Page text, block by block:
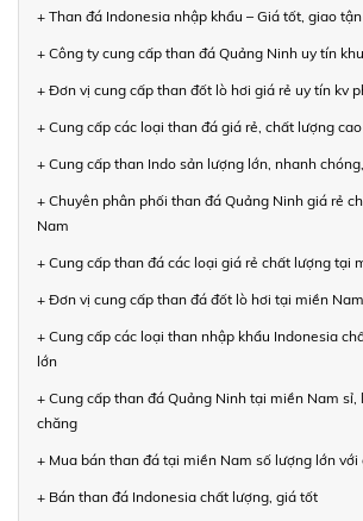
+ Than đá Indonesia nhập khẩu – Giá tốt, giao
+ Công ty cung cấp than đá Quảng Ninh uy tín
+ Đơn vị cung cấp than đốt lò hơi giá rẻ uy tín kv
+ Cung cấp các loại than đá giá rẻ, chất lượng
+ Cung cấp than Indo sản lượng lớn, nhanh
+ Chuyên phân phối than đá Quảng Ninh giá rẻ
Nam
+ Cung cấp than đá các loại giá rẻ chất lượng tại
+ Đơn vị cung cấp than đá đốt lò hơi tại miền Nam
+ Cung cấp các loại than nhập khẩu Indonesia
lớn
+ Cung cấp than đá Quảng Ninh tại miền Nam sỉ,
chăng
+ Mua bán than đá tại miền Nam số lượng lớn với
+ Bán than đá Indonesia chất lượng, giá tốt